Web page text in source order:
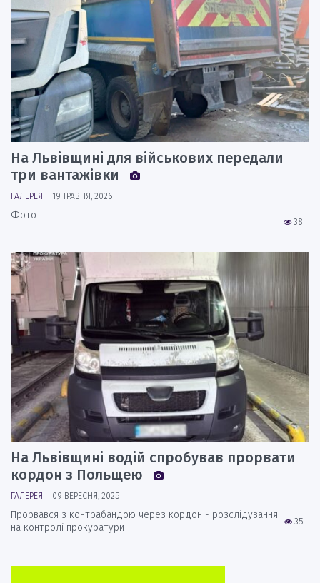
На Львівщині для військових передали
три вантажівки
ГАЛЕРЕЯ 19 ТРАВНЯ, 2026
38
Фото
На Львівщині водій спробував прорвати
кордон з Польщею
ГАЛЕРЕЯ 09 ВЕРЕСНЯ, 2025
35
Прорвався з контрабандою через кордон - розслідування
на контролі прокуратури